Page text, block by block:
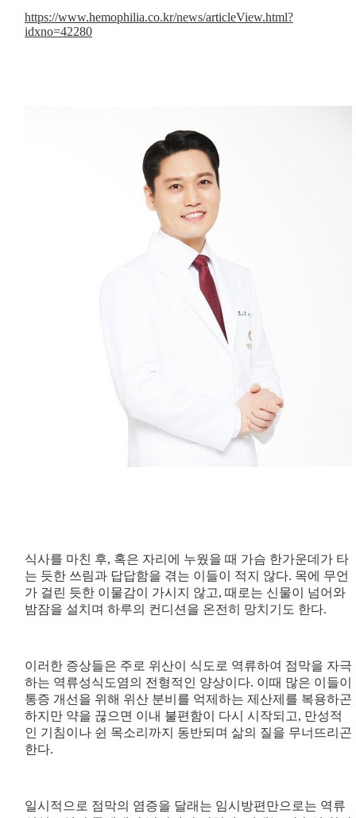
https://www.hemophilia.co.kr/news/articleView.html?
idxno=42280
식사를 마친 후, 혹은 자리에 누웠을 때 가슴 한가운데가 타
는 듯한 쓰림과 답답함을 겪는 이들이 적지 않다. 목에 무언
가 걸린 듯한 이물감이 가시지 않고, 때로는 신물이 넘어와
밤잠을 설치며 하루의 컨디션을 온전히 망치기도 한다.
이러한 증상들은 주로 위산이 식도로 역류하여 점막을 자극
하는 역류성식도염의 전형적인 양상이다. 이때 많은 이들이
통증 개선을 위해 위산 분비를 억제하는 제산제를 복용하곤
하지만 약을 끊으면 이내 불편함이 다시 시작되고, 만성적
인 기침이나 쉰 목소리까지 동반되며 삶의 질을 무너뜨리곤
한다.
일시적으로 점막의 염증을 달래는 임시방편만으로는 역류